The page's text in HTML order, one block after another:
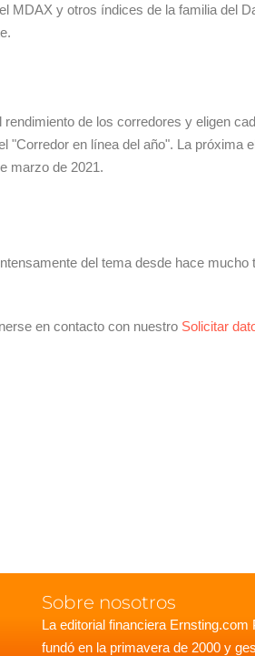
MDAX y otros índices de la familia del
de los corredores y eligen
en línea del año". La próxima
marzo de 2021.
del tema desde hace mucho
en contacto con nuestro Solicitar
Sobre nosotros
La editorial financiera
fundó en la primavera de 2000 y